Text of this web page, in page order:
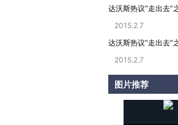
达沃斯热议“走出去”
2015.2.7
达沃斯热议“走出去”
2015.2.7
图片推荐